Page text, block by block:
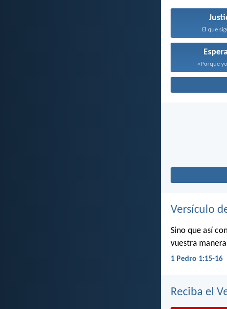
El que
«Porque
Versículo
Sino que así
vuestra
1 Pedro 1:15-16
Reciba el